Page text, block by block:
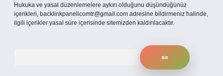
Hukuka ve yasal düzenlemelere aykırı olduğunu düşündüğünüz
içerikleri, backlinkpanelicomtr@gmail.com adresine bildirmeniz halinde,
ilgili içerikler yasal süre içerisinde sitemizden kaldırılacaktır.